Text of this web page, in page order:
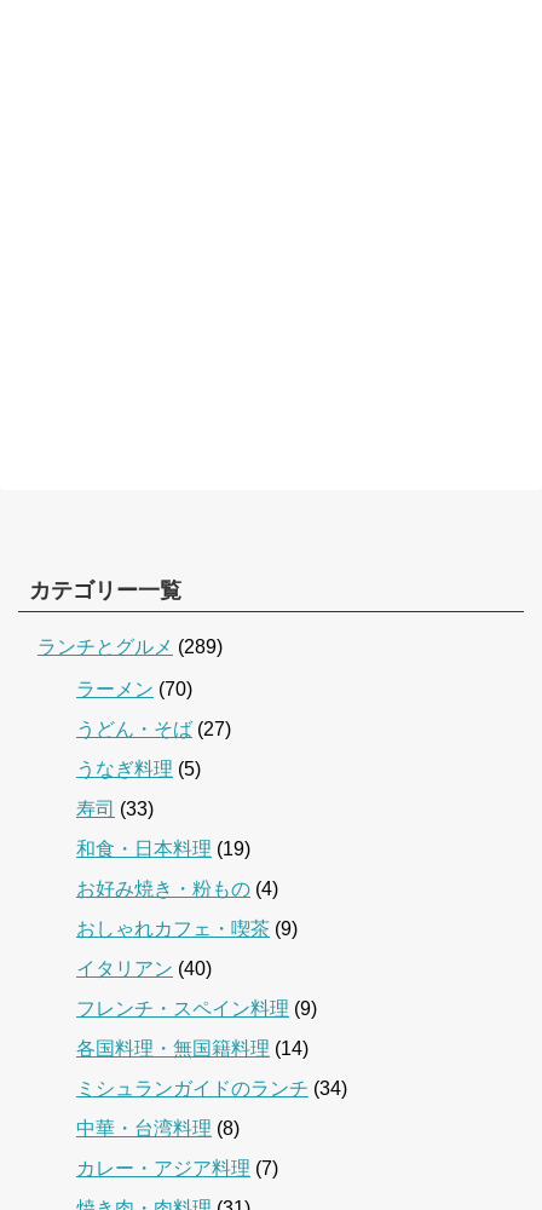
カテゴリー一覧
ランチとグルメ (289)
ラーメン (70)
うどん・そば (27)
うなぎ料理 (5)
寿司 (33)
和食・日本料理 (19)
お好み焼き・粉もの (4)
おしゃれカフェ・喫茶 (9)
イタリアン (40)
フレンチ・スペイン料理 (9)
各国料理・無国籍料理 (14)
ミシュランガイドのランチ (34)
中華・台湾料理 (8)
カレー・アジア料理 (7)